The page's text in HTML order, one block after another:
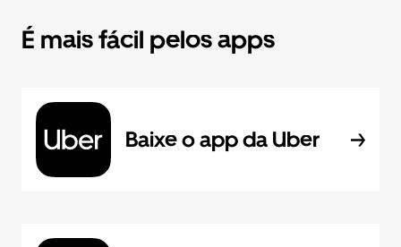
É mais fácil pelos apps
Baixe o app da Uber